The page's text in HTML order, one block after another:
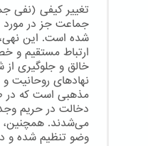
تغییر کیفی (نفی
جماعت جز در
شده است. این
ارتباط مستقیم و
خالق و جلوگیری
نهادهای روحانیت
مذهبی است که در
دخالت در حریم
می‌شدند. همچنین،
وضو تنظیم شده و